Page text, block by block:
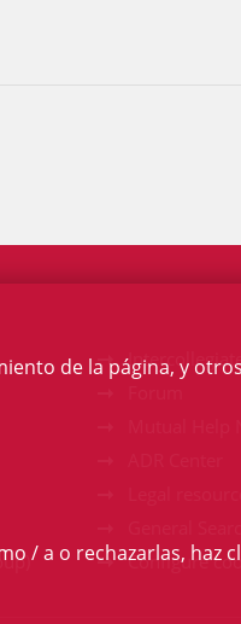
Intercollegiate
Configure
de la página, y
/ a o rechazarlas, haz